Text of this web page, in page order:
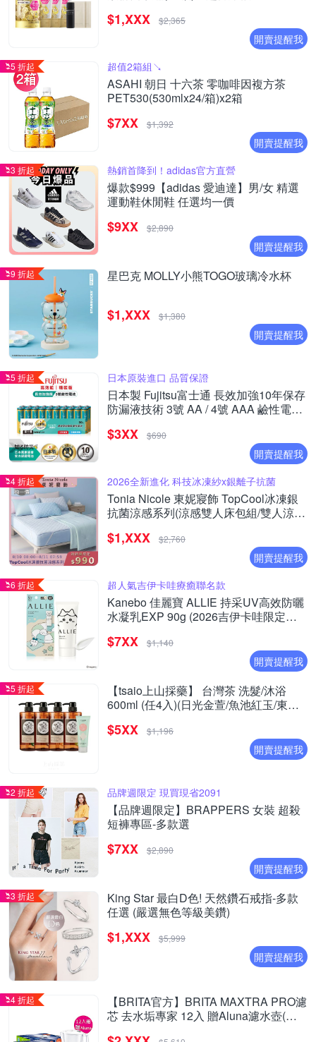
$1,XXX $2,365
開賣提醒我
5 折起 超值2箱組↘︎
ASAHI 朝日 十六茶 零咖啡因複方茶
PET530(530mlx24/箱)x2箱
$7XX $1,392
開賣提醒我
3 折起 熱銷首降到！adidas官方直營
爆款$999【adidas 愛迪達】男/女 精選
運動鞋休閒鞋 任選均一價
$9XX $2,890
開賣提醒我
9 折起 星巴克 MOLLY小熊TOGO玻璃冷水杯
$1,XXX $1,380
開賣提醒我
5 折起 日本原裝進口 品質保證
日本製 Fujitsu富士通 長效加強10年保存
防漏液技術 3號 AA / 4號 AAA 鹼性電池
$3XX $690
開賣提醒我
4 折起 2026全新進化 科技冰凍紗x銀離子抗菌
Tonia Nicole 東妮寢飾 TopCool冰凍銀
抗菌涼感系列(涼感雙人床包組/雙人涼感
$1,XXX $2,760
開賣提醒我
6 折起 超人氣吉伊卡哇療癒聯名款
Kanebo 佳麗寶 ALLIE 持采UV高效防曬
水凝乳EXP 90g (2026吉伊卡哇限定包
$7XX $1,140
開賣提醒我
5 折起
【tsaio上山採藥】 台灣茶 洗髮/沐浴
600ml (任4入)(日光金萱/魚池紅玉/東方
烏龍茶)
$5XX $1,196
開賣提醒我
2 折起 品牌週限定 現買現省2091
【品牌週限定】BRAPPERS 女裝 超殺
短褲專區-多款選
$7XX $2,890
開賣提醒我
3 折起
King Star 最白D色! 天然鑽石戒指-多款
任選 (嚴選無色等級美鑽)
$1,XXX $5,999
開賣提醒我
4 折起
【BRITA官方】BRITA MAXTRA PRO濾
芯 去水垢專家 12入 贈Aluna濾水壺(含1